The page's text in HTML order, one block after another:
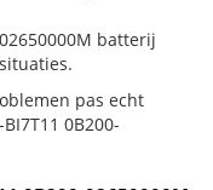
batterij
pas echt
0B200-